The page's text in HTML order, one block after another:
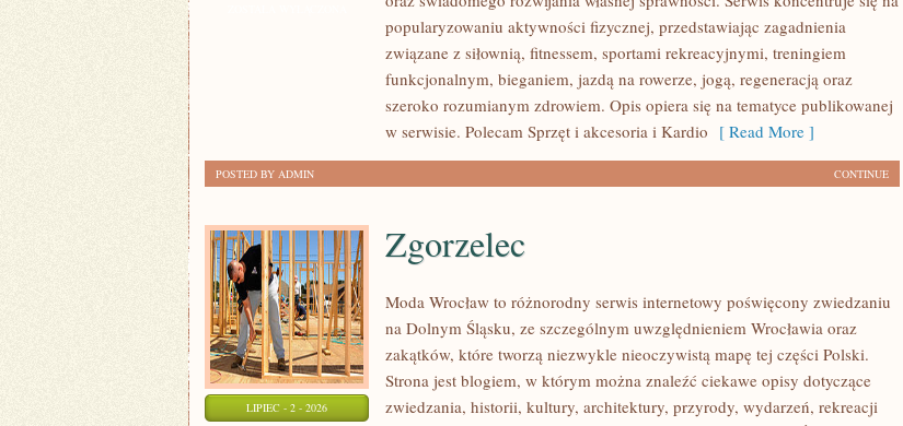
SIŁOWY
popularyzowaniu aktywności fizycznej, przedstawiając zagadnienia
związane z siłownią, fitnessem, sportami rekreacyjnymi, treningiem
funkcjonalnym, bieganiem, jazdą na rowerze, jogą, regeneracją oraz
szeroko rozumianym zdrowiem. Opis opiera się na tematyce publikowanej
w serwisie. Polecam Sprzęt i akcesoria i Kardio [ Read More ]
CONTINUE
POSTED BY ADMIN
LIPIEC - 2 - 2026
Zgorzelec
Moda Wrocław to różnorodny serwis internetowy poświęcony zwiedzaniu
na Dolnym Śląsku, ze szczególnym uwzględnieniem Wrocławia oraz
zakątków, które tworzą niezwykle nieoczywistą mapę tej części Polski.
Strona jest blogiem, w którym można znaleźć ciekawe opisy dotyczące
zwiedzania, historii, kultury, architektury, przyrody, wydarzeń, rekreacji